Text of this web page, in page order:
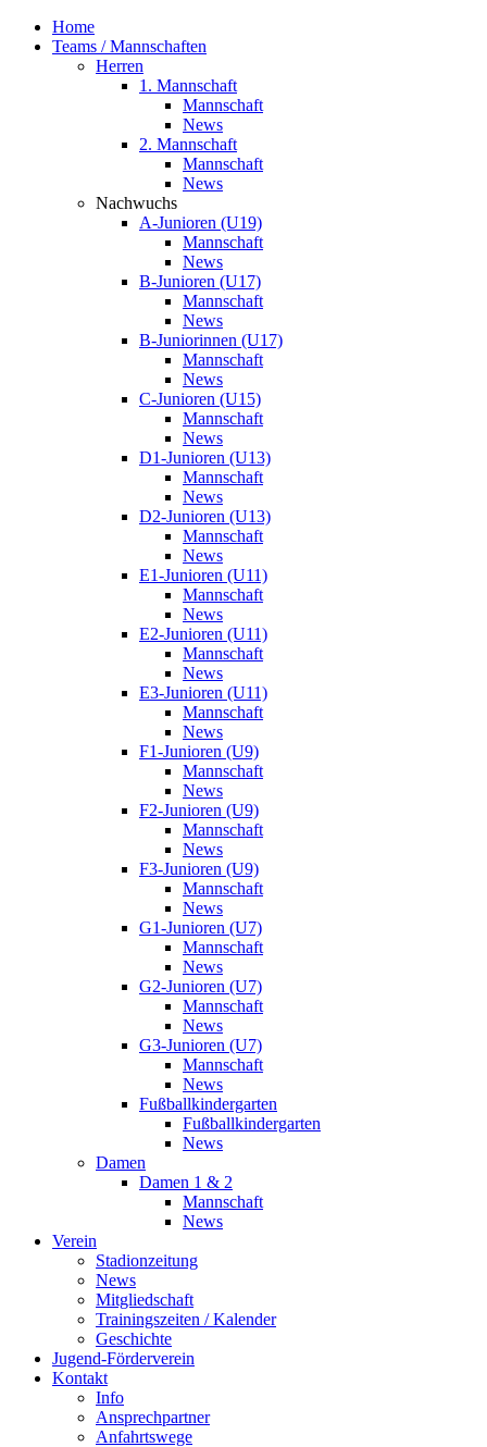
Home
Teams / Mannschaften
Herren
1. Mannschaft
Mannschaft
News
2. Mannschaft
Mannschaft
News
Nachwuchs
A-Junioren (U19)
Mannschaft
News
B-Junioren (U17)
Mannschaft
News
B-Juniorinnen (U17)
Mannschaft
News
C-Junioren (U15)
Mannschaft
News
D1-Junioren (U13)
Mannschaft
News
D2-Junioren (U13)
Mannschaft
News
E1-Junioren (U11)
Mannschaft
News
E2-Junioren (U11)
Mannschaft
News
E3-Junioren (U11)
Mannschaft
News
F1-Junioren (U9)
Mannschaft
News
F2-Junioren (U9)
Mannschaft
News
F3-Junioren (U9)
Mannschaft
News
G1-Junioren (U7)
Mannschaft
News
G2-Junioren (U7)
Mannschaft
News
G3-Junioren (U7)
Mannschaft
News
Fußballkindergarten
Fußballkindergarten
News
Damen
Damen 1 & 2
Mannschaft
News
Verein
Stadionzeitung
News
Mitgliedschaft
Trainingszeiten / Kalender
Geschichte
Jugend-Förderverein
Kontakt
Info
Ansprechpartner
Anfahrtswege